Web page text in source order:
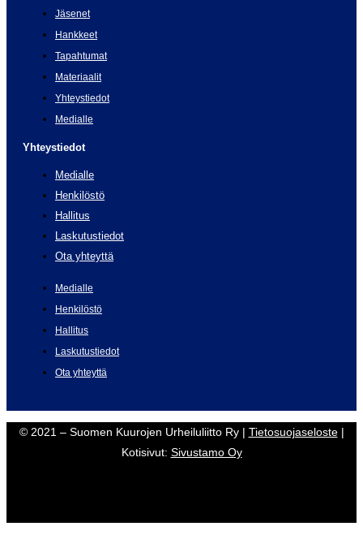
Jäsenet
Hankkeet
Tapahtumat
Materiaalit
Yhteystiedot
Medialle
Yhteystiedot
Medialle
Henkilöstö
Hallitus
Laskutustiedot
Ota yhteyttä
Medialle
Henkilöstö
Hallitus
Laskutustiedot
Ota yhteyttä
© 2021 – Suomen Kuurojen Urheiluliitto Ry | Tietosuojaseloste|
Kotisivut: Sivustamo Oy